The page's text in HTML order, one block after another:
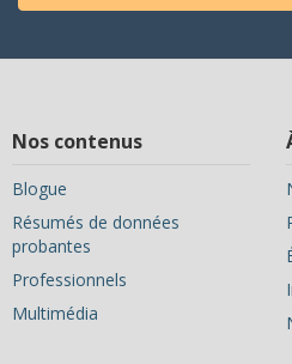
Nos contenus
Blogue
Résumés de données
probantes
Professionnels
Multimédia